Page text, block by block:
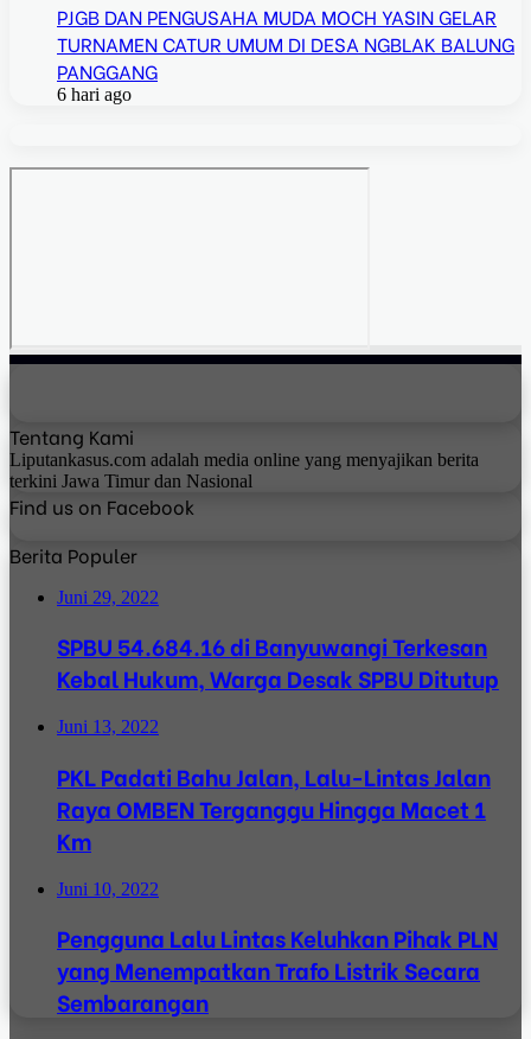
PJGB DAN PENGUSAHA MUDA MOCH YASIN GELAR
TURNAMEN CATUR UMUM DI DESA NGBLAK BALUNG
PANGGANG
6 hari ago
Tentang Kami
Liputankasus.com adalah media online yang menyajikan berita
terkini Jawa Timur dan Nasional
Find us on Facebook
Berita Populer
Juni 29, 2022
SPBU 54.684.16 di Banyuwangi Terkesan
Kebal Hukum, Warga Desak SPBU Ditutup
Juni 13, 2022
PKL Padati Bahu Jalan, Lalu-Lintas Jalan
Raya OMBEN Terganggu Hingga Macet 1
Km
Juni 10, 2022
Pengguna Lalu Lintas Keluhkan Pihak PLN
yang Menempatkan Trafo Listrik Secara
Sembarangan